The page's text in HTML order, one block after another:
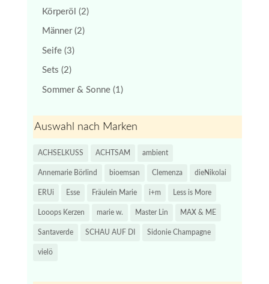
Körperöl (2)
Männer (2)
Seife (3)
Sets (2)
Sommer & Sonne (1)
Auswahl nach Marken
ACHSELKUSS ACHTSAM ambient
Annemarie Börlind bioemsan Clemenza dieNikolai
ERUi Esse Fräulein Marie i+m Less is More
Looops Kerzen marie w. Master Lin MAX & ME
Santaverde SCHAU AUF DI Sidonie Champagne
vielö